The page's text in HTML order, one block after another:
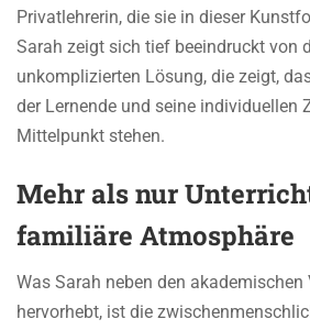
Privatlehrerin, die sie in dieser
Sarah zeigt sich tief beeindruckt von
unkomplizierten Lösung, die zeigt,
der Lernende und seine individuellen
Mittelpunkt stehen.
Mehr als nur
familiäre Atmosphäre
Was Sarah neben den
hervorhebt, ist die